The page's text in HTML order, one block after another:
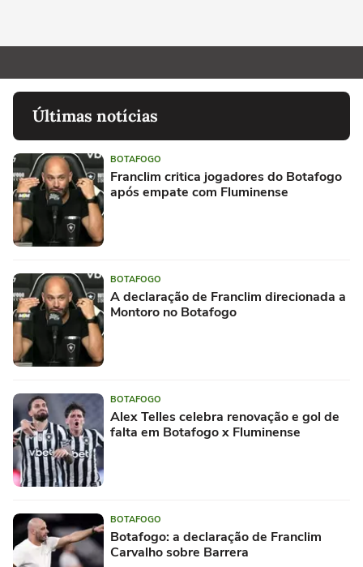
Últimas notícias
BOTAFOGO
Franclim critica jogadores do Botafogo
após empate com Fluminense
BOTAFOGO
A declaração de Franclim direcionada a
Montoro no Botafogo
BOTAFOGO
Alex Telles celebra renovação e gol de
falta em Botafogo x Fluminense
BOTAFOGO
Botafogo: a declaração de Franclim
Carvalho sobre Barrera